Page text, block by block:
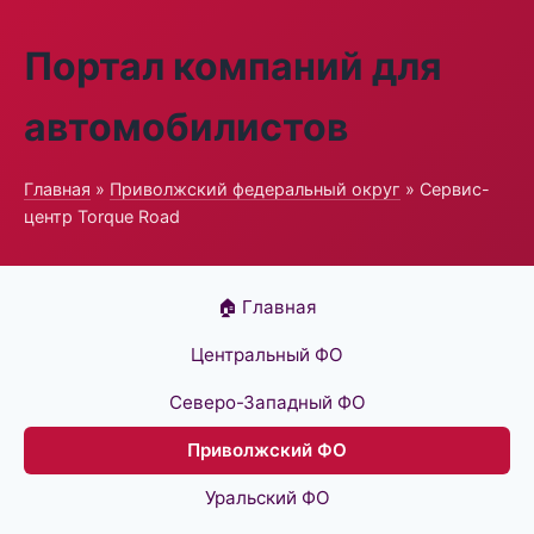
Портал компаний для
автомобилистов
Главная » Приволжский федеральный округ » Сервис-
центр Torque Road
🏠 Главная
Центральный ФО
Северо-Западный ФО
Приволжский ФО
Уральский ФО